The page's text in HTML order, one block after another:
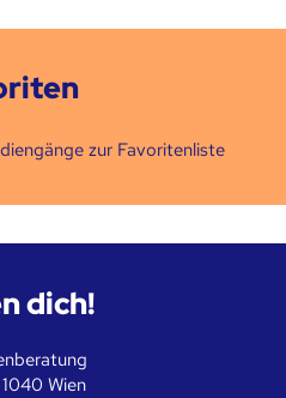
zur Favoritenliste
dich!
Wien